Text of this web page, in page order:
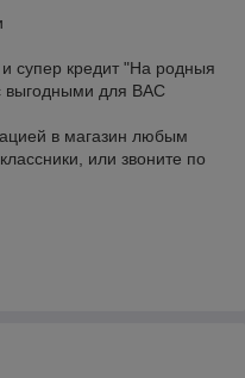
супер кредит "На родныя
выгодными для ВАС
в магазин любым
или звоните по